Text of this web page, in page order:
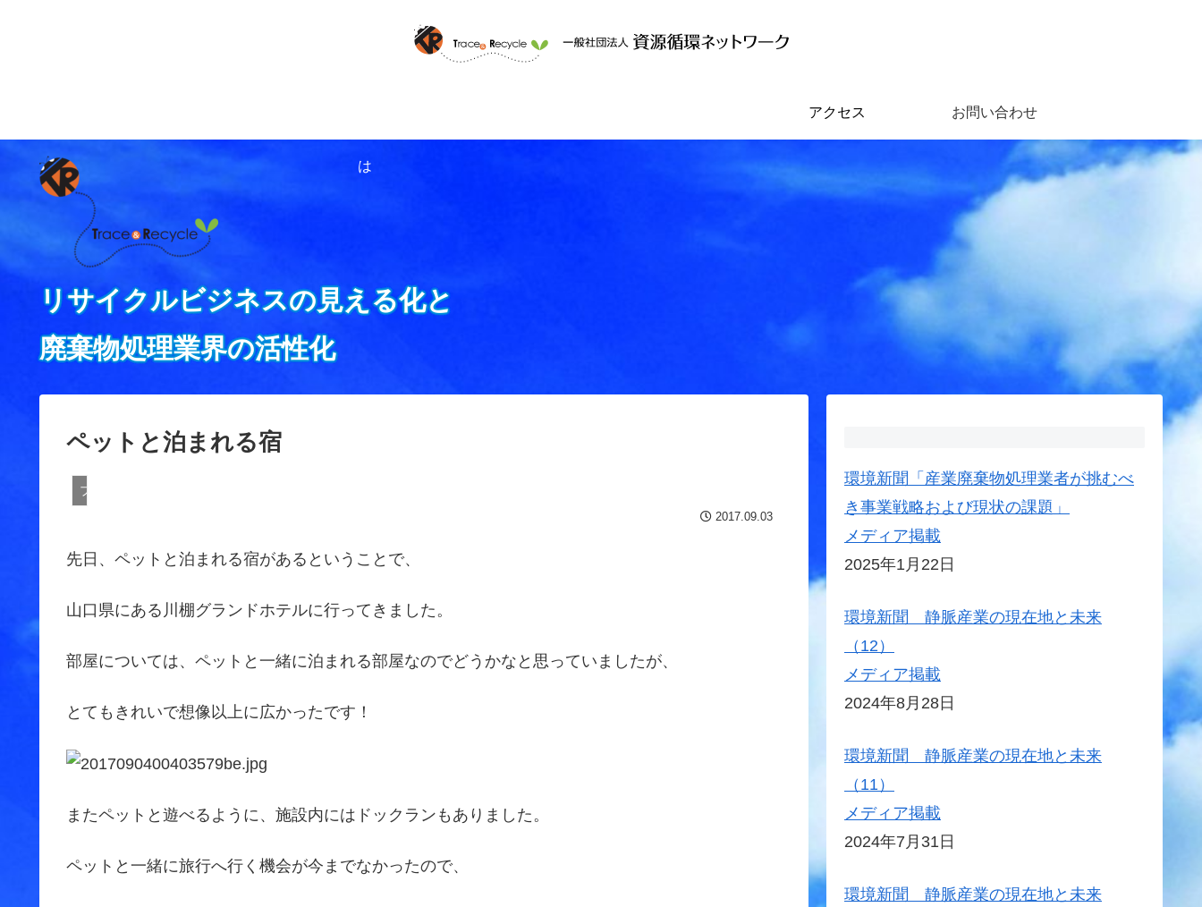
は
アクセス お問い合わせ
リサイクルビジネスの見える化と
廃棄物処理業界の活性化
ペットと泊まれる宿
ブログ
2017.09.03
先日、ペットと泊まれる宿があるということで、
山口県にある川棚グランドホテルに行ってきました。
部屋については、ペットと一緒に泊まれる部屋なのでどうかなと思っていましたが、
とてもきれいで想像以上に広かったです！
またペットと遊べるように、施設内にはドックランもありました。
ペットと一緒に旅行へ行く機会が今までなかったので、
環境新聞「産業廃棄物処理業者が挑むべ
き事業戦略および現状の課題」
メディア掲載
2025年1月22日
環境新聞 静脈産業の現在地と未来
（12）
メディア掲載
2024年8月28日
環境新聞 静脈産業の現在地と未来
（11）
メディア掲載
2024年7月31日
環境新聞 静脈産業の現在地と未来